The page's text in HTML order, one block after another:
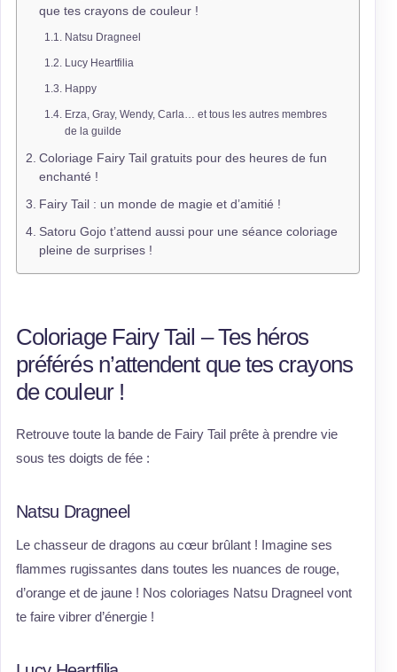
que tes crayons de couleur !
Natsu Dragneel
Lucy Heartfilia
Happy
Erza, Gray, Wendy, Carla… et tous les autres membres
de la guilde
Coloriage Fairy Tail gratuits pour des heures de fun
enchanté !
Fairy Tail : un monde de magie et d’amitié !
Satoru Gojo t’attend aussi pour une séance coloriage
pleine de surprises !
Coloriage Fairy Tail – Tes héros
préférés n’attendent que tes crayons
de couleur !
Retrouve toute la bande de Fairy Tail prête à prendre vie
sous tes doigts de fée :
Natsu Dragneel
Le chasseur de dragons au cœur brûlant ! Imagine ses
flammes rugissantes dans toutes les nuances de rouge,
d’orange et de jaune ! Nos coloriages Natsu Dragneel vont
te faire vibrer d’énergie !